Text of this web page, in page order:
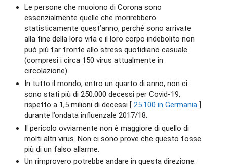
Le persone che muoiono di Corona sono
essenzialmente quelle che morirebbero
statisticamente quest’anno, perché sono arrivate
alla fine della loro vita e il loro corpo indebolito non
può più far fronte allo stress quotidiano casuale
(compresi i circa 150 virus attualmente in
circolazione).
In tutto il mondo, entro un quarto di anno, non ci
sono stati più di 250.000 decessi per Covid-19,
rispetto a 1,5 milioni di decessi [ 25.100 in Germania]
durante l’ondata influenzale 2017/18.
Il pericolo ovviamente non è maggiore di quello di
molti altri virus. Non ci sono prove che questo fosse
più di un falso allarme.
Un rimprovero potrebbe andare in questa direzione: